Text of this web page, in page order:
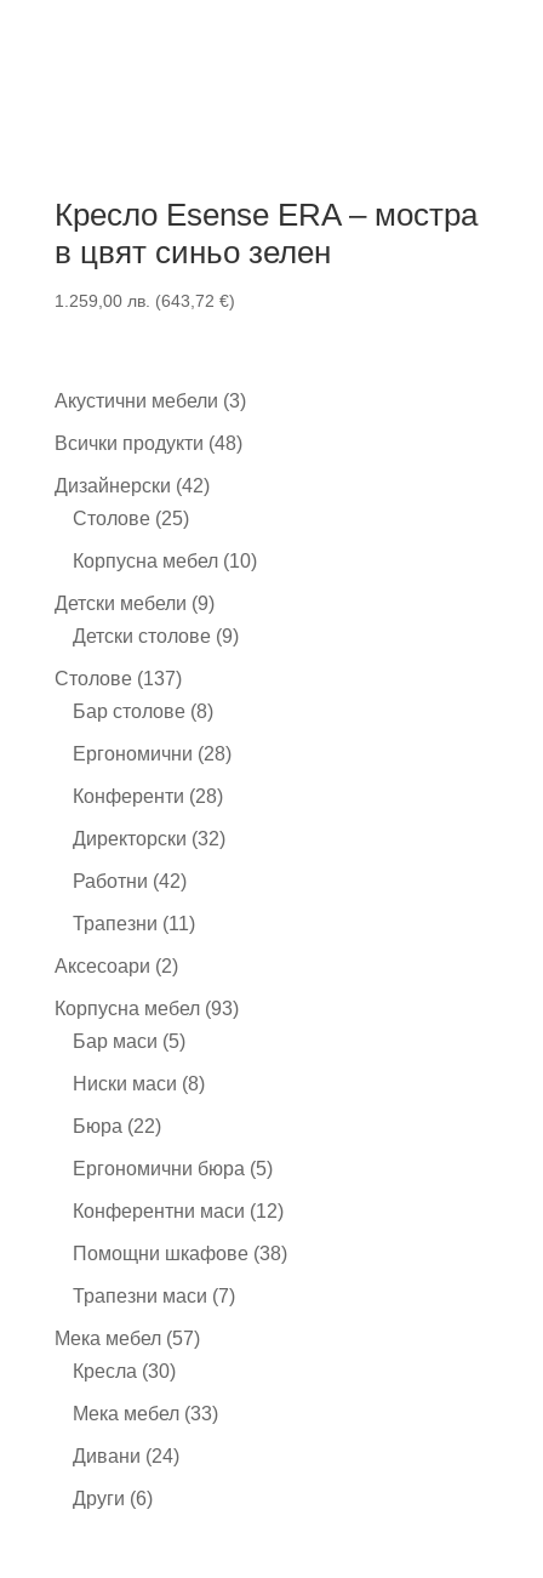
Кресло Esense ERA – мостра
в цвят синьо зелен
1.259,00 лв. (643,72 €)
Акустични мебели 33
продукта
Всички продукти 4848
Дизайнерски 4242
Столове 2525
продукта
Корпусна мебел 1010
Детски мебели 99
продукта
Детски столове 99
Столове 137137
продукта
Бар столове 88
продукта
Ергономични 2828
Конференти 2828
продукта
Директорски 3232
Работни 4242
продукта
Трапезни 1111
Аксесоари 22
продукта
Корпусна мебел 9393
Бар маси 55
продукта
Ниски маси 88
Бюра 2222
продукта
Ергономични бюра 55
продукта
Конферентни маси 1212
продукта
Помощни шкафове 3838
Трапезни маси 77
Мека мебел 5757
Кресла 3030
продукта
Мека мебел 3333
Дивани 2424
Други 66